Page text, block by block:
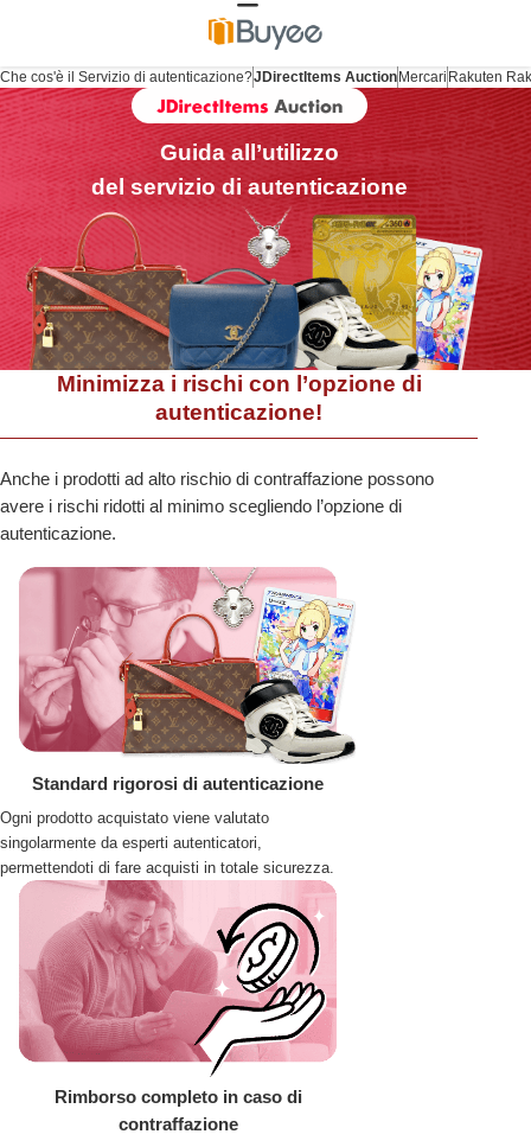
Che cos'è il Servizio di autenticazione?JDirectItems Auction Mercari Rakuten
Guida all’utilizzo
del servizio di autenticazione
Minimizza i rischi con l’opzione di
autenticazione!
Anche i prodotti ad alto rischio di contraffazione possono
avere i rischi ridotti al minimo scegliendo l’opzione di
autenticazione.
Standard rigorosi di autenticazione
Ogni prodotto acquistato viene valutato
singolarmente da esperti autenticatori,
permettendoti di fare acquisti in totale sicurezza.
Rimborso completo in caso di
contraffazione